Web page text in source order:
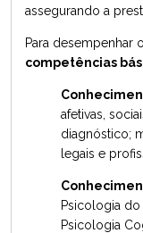
assegurando a
Para desempenhar
competências
afetivas,
diagnóstico;
legais e
Psicologia
Psicologia